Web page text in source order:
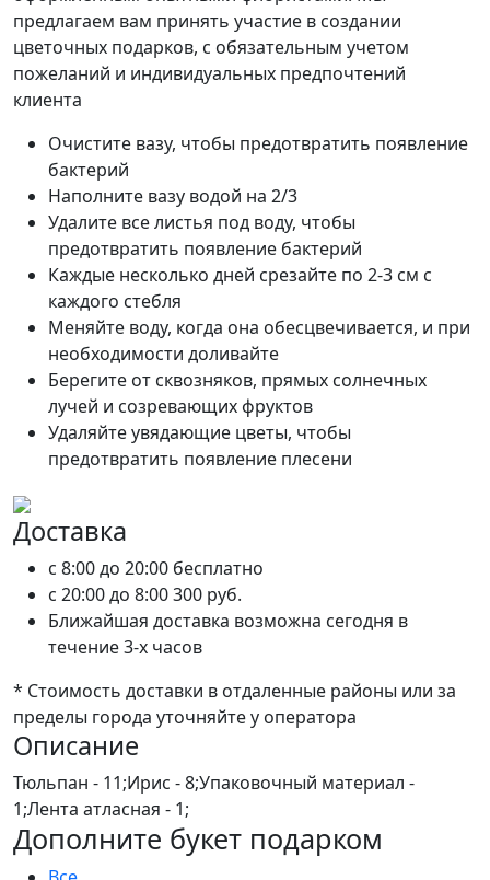
предлагаем вам принять участие в создании
цветочных подарков, с обязательным учетом
пожеланий и индивидуальных предпочтений
клиента
Очистите вазу, чтобы предотвратить появление
бактерий
Наполните вазу водой на 2/3
Удалите все листья под воду, чтобы
предотвратить появление бактерий
Каждые несколько дней срезайте по 2-3 см с
каждого стебля
Меняйте воду, когда она обесцвечивается, и при
необходимости доливайте
Берегите от сквозняков, прямых солнечных
лучей и созревающих фруктов
Удаляйте увядающие цветы, чтобы
предотвратить появление плесени
Доставка
c 8:00 до 20:00 бесплатно
c 20:00 до 8:00300 руб.
Ближайшая доставка возможна сегодня в
течение 3-х часов
* Стоимость доставки в отдаленные районы или за
пределы города уточняйте у оператора
Описание
Тюльпан - 11;Ирис - 8;Упаковочный материал -
1;Лента атласная - 1;
Дополните букет подарком